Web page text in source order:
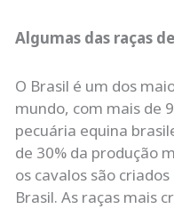
Algumas das raças
O Brasil é um dos
mundo, com mais de
pecuária equina
de 30% da produção
os cavalos são
Brasil. As raças mais